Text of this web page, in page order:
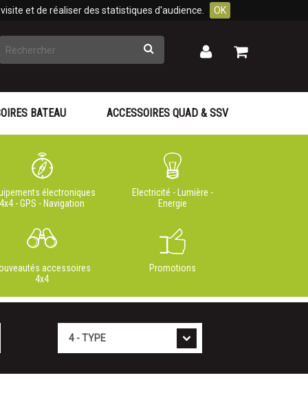
et de réaliser des statistiques d'audience. OK
Rechercher Mon
Mon
électroniques
4x4 - GPS - Navigation
Electricité - Lumière -
Energie
accessoires
4x4
Promotions
BATEAU ACCESSOIRES QUAD & SSV